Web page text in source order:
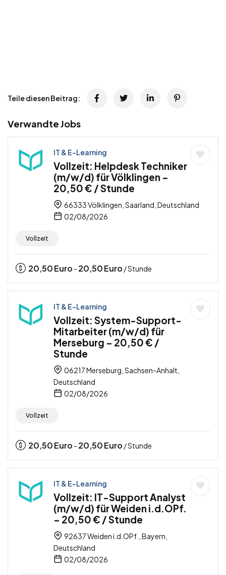
Teile diesen Beitrag:
Verwandte Jobs
IT & E-Learning
Vollzeit: Helpdesk Techniker
(m/w/d) für Völklingen –
20,50 € / Stunde
66333 Völklingen, Saarland, Deutschland
02/08/2026
Vollzeit
20,50Euro - 20,50Euro / Stunde
IT & E-Learning
Vollzeit: System-Support-
Mitarbeiter (m/w/d) für
Merseburg – 20,50 € /
Stunde
06217 Merseburg, Sachsen-Anhalt,
Deutschland
02/08/2026
Vollzeit
20,50Euro - 20,50Euro / Stunde
IT & E-Learning
Vollzeit: IT-Support Analyst
(m/w/d) für Weiden i.d.OPf.
– 20,50 € / Stunde
92637 Weiden i.d.OPf., Bayern,
Deutschland
02/08/2026